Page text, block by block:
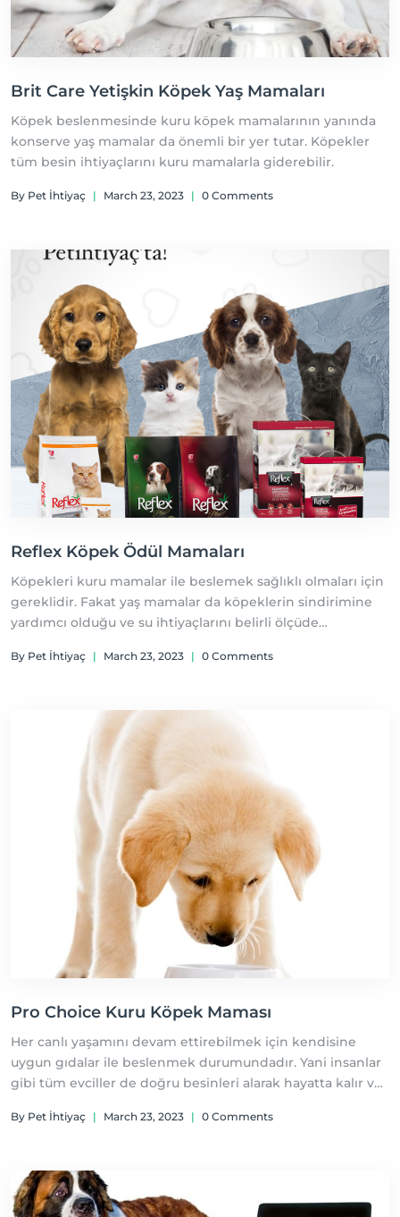
Brit Care Yetişkin Köpek Yaş Mamaları
Köpek beslenmesinde kuru köpek mamalarının yanında
konserve yaş mamalar da önemli bir yer tutar. Köpekler
tüm besin ihtiyaçlarını kuru mamalarla giderebilir.
By Pet İhtiyaç | March 23, 2023 | 0 Comments
Reflex Köpek Ödül Mamaları
Köpekleri kuru mamalar ile beslemek sağlıklı olmaları için
gereklidir. Fakat yaş mamalar da köpeklerin sindirimine
yardımcı olduğu ve su ihtiyaçlarını belirli ölçüde
Köpek ödül mamaları ise köpeklerin bayıldığı lezzetlerdir.
By Pet İhtiyaç | March 23, 2023 | 0 Comments
Pro Choice Kuru Köpek Maması
Her canlı yaşamını devam ettirebilmek için kendisine
uygun gıdalar ile beslenmek durumundadır. Yani insanlar
gibi tüm evciller de doğru besinleri alarak hayatta kalır ve
By Pet İhtiyaç | March 23, 2023 | 0 Comments